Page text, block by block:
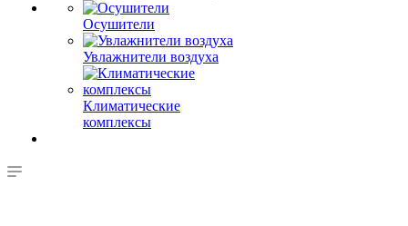
Осушители
Увлажнители воздуха
Климатические
комплексы